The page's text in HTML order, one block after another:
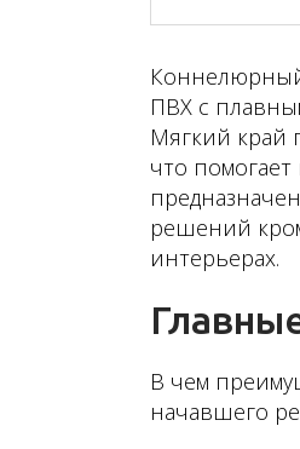
HK 100
Материал
профиля:
ПВХ
ПВХ с
Мягкий край
что
решений
интерьерах.
В чем
начавшего